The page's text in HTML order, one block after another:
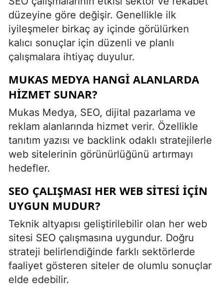
düzeyine göre değişir. Genellikle ilk
iyileşmeler birkaç ay içinde görülürken
kalıcı sonuçlar için düzenli ve planlı
çalışmalara ihtiyaç duyulur.
MUKAS MEDYA HANGI ALANLARDA
HIZMET SUNAR?
Mukas Medya, SEO, dijital pazarlama ve
reklam alanlarında hizmet verir. Özellikle
tanıtım yazısı ve backlink odaklı stratejilerle
web sitelerinin görünürlüğünü artırmayı
hedefler.
SEO ÇALIŞMASI HER WEB SITESI İÇIN
UYGUN MUDUR?
Teknik altyapısı geliştirilebilir olan her web
sitesi SEO çalışmasına uygundur. Doğru
strateji belirlendiğinde farklı sektörlerde
faaliyet gösteren siteler de olumlu sonuçlar
elde edebilir.